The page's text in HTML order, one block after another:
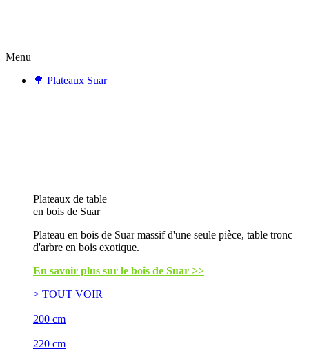
Menu
🌳 Plateaux Suar
Plateaux de table
en bois de Suar
Plateau en bois de Suar massif d'une seule pièce, table tronc
d'arbre en bois exotique.
En savoir plus sur le bois de Suar >>
> TOUT VOIR
200 cm
220 cm